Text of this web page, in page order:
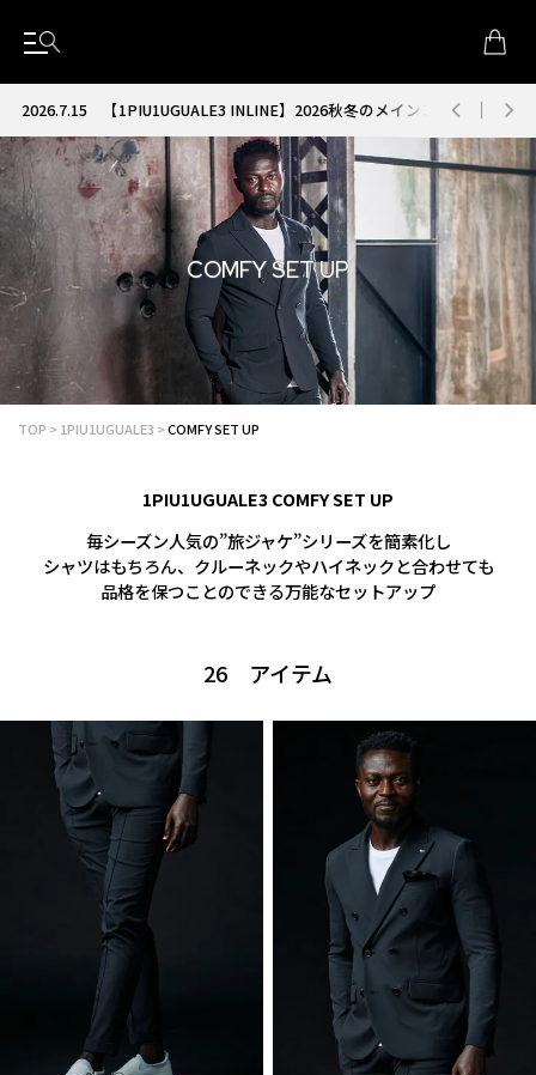
2026.7.15【1PIU1UGUALE3 INLINE】2026秋冬のメインコレクションが
COMFY SET UP
TOP 1PIU1UGUALE3 COMFY SET UP
1PIU1UGUALE3 COMFY SET UP
毎シーズン人気の”旅ジャケ”シリーズを簡素化し
シャツはもちろん、クルーネックやハイネックと合わせても
品格を保つことのできる万能なセットアップ
26